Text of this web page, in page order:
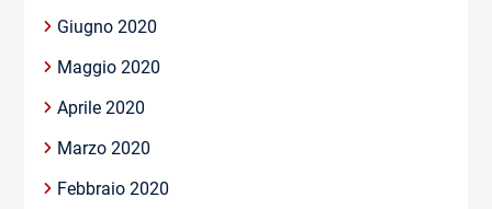
Giugno 2020
Maggio 2020
Aprile 2020
Marzo 2020
Febbraio 2020